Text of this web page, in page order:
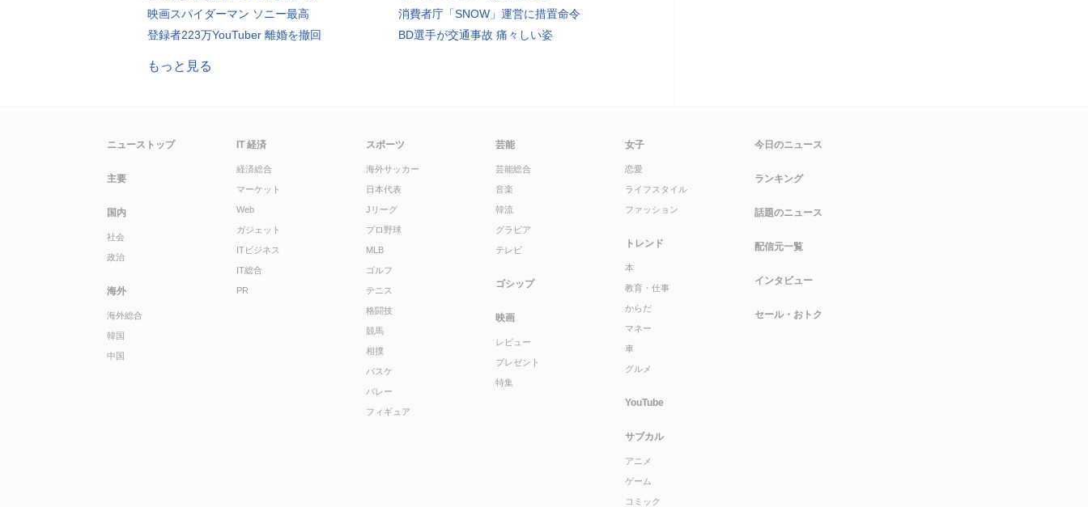
映画スパイダーマン ソニー最高
登録者223万YouTuber 離婚を撤回
消費者庁「SNOW」運営に措置命令
BD選手が交通事故 痛々しい姿
もっと見る
ニューストップ
主要
国内
社会
政治
海外
海外総合
韓国
中国
IT 経済
経済総合
マーケット
Web
ガジェット
ITビジネス
IT総合
PR
スポーツ
海外サッカー
日本代表
Jリーグ
プロ野球
MLB
ゴルフ
テニス
格闘技
競馬
相撲
バスケ
バレー
フィギュア
芸能
芸能総合
音楽
韓流
グラビア
テレビ
ゴシップ
映画
レビュー
プレゼント
特集
女子
恋愛
ライフスタイル
ファッション
トレンド
本
教育・仕事
からだ
マネー
車
グルメ
YouTube
サブカル
アニメ
ゲーム
コミック
今日のニュース
ランキング
話題のニュース
配信元一覧
インタビュー
セール・おトク